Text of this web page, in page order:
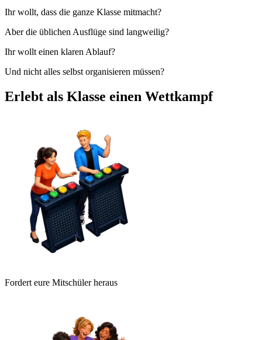
Ihr wollt, dass die ganze Klasse mitmacht?
Aber die üblichen Ausflüge sind langweilig?
Ihr wollt einen klaren Ablauf?
Und nicht alles selbst organisieren müssen?
Erlebt als Klasse einen Wettkampf
Fordert eure Mitschüler heraus